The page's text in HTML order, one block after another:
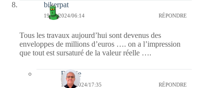
bikerpat
19/09/2024/06:14 RÉPONDRE
Tous les travaux aujourd’hui sont devenus des
enveloppes de millions d’euros …. on a l’impression
que tout est sursaturé de la valeur réelle ….
Bernie
19/09/2024/17:35 RÉPONDRE